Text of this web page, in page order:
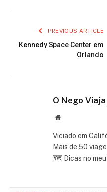
PREVIOUS ARTICLE
Kennedy Space Center em
Orlando
O Nego Viaja
Website
Viciado em
Mais de 50
🗺 Dicas no meu